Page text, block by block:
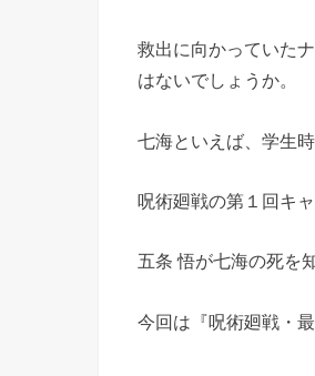
救出に向かっていた
はないでしょうか。
七海といえば、学生
呪術廻戦の第１回キ
五条 悟が七海の死を
今回は『呪術廻戦・